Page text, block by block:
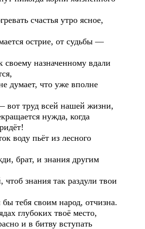
счастья утро ясное,
острие, от судьбы —
назначенному вдали
думает, что уже вполне
вот труд всей нашей жизни,
нужда, когда
воду пьёт из лесного
брат, и знания другим
чтоб знания так раздули твои
тебя своим народ, отчизна.
глубоких твоё место,
и в битву вступать